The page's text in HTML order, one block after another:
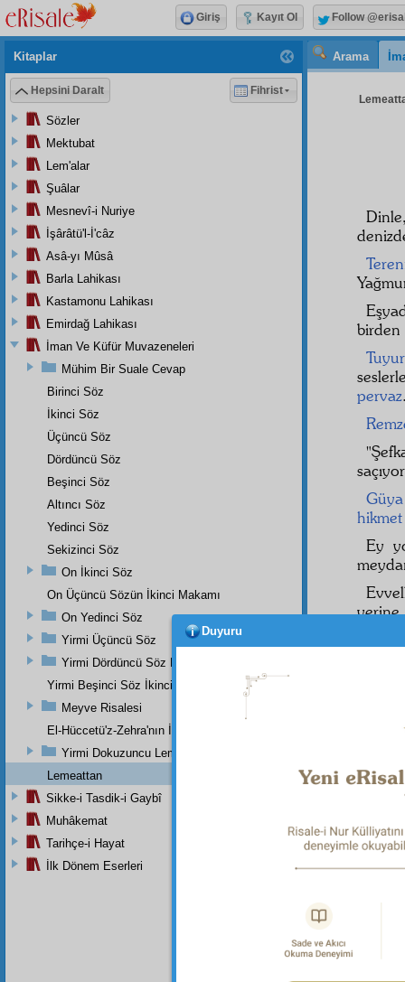
Arama
birden
Tuyur
pervaz
Güya
hikmet
Ey
Kitaplar
Hepsini Daralt Fihrist
Sözler
Mektubat
Lem'alar
Şuâlar
Mesnevî-i Nuriye
İşârâtü'l-İ'câz
Asâ-yı Mûsâ
Barla Lahikası
Kastamonu Lahikası
Emirdağ Lahikası
İman Ve Küfür Muvazeneleri
Mühim Bir Suale Cevap
Birinci Söz
İkinci Söz
Üçüncü Söz
Dördüncü Söz
Beşinci Söz
Altıncı Söz
Yedinci Söz
Sekizinci Söz
On İkinci Söz
On Üçüncü Sözün İkinci Makamı
On Yedinci Söz
Yirmi Üçüncü Söz
Yirmi Dördüncü Söz Beşinci Dal
Yirmi Beşinci Söz İkinci Cilve
Meyve Risalesi
El-Hüccetü'z-Zehra'nın İkinci Makamı
Yirmi Dokuzuncu Lem'a İkinci Bab
Lemeattan
Sikke-i Tasdik-i Gaybî
Muhâkemat
Tarihçe-i Hayat
İlk Dönem Eserleri
Giriş Kayıt Ol Follow
Duyuru